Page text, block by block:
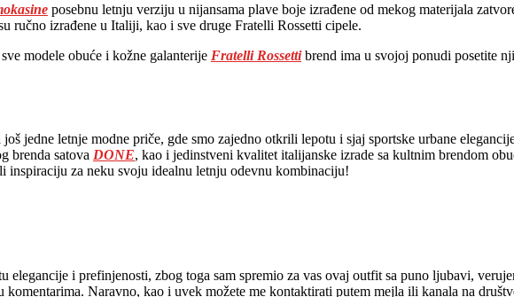
posebnu letnju verziju u nijansama plave boje izrađene od mekog materijala
ručno izrađene u Italiji, kao i sve druge Fratelli Rossetti cipele.
modele obuće i kožne galanterije Fratelli Rossettibrend ima u svojoj ponudi posetite
jedne letnje modne priče, gde smo zajedno otkrili lepotu i sjaj sportske urbane
brenda satova DONE, kao i jedinstveni kvalitet italijanske izrade sa kultnim brendom
inspiraciju za neku svoju idealnu letnju odevnu kombinaciju!
elegancije i prefinjenosti, zbog toga sam spremio za vas ovaj outfit sa puno ljubavi,
komentarima. Naravno, kao i uvek možete me kontaktirati putem mejla ili kanala na